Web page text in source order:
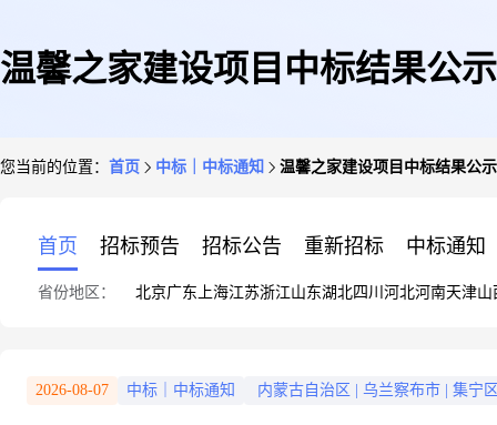
温馨之家建设项目中标结果公示
您当前的位置： 首页 中标｜中标通知 温馨之家建设项目中标结果公示
首页 招标预告 招标公告 重新招标 中标通知
省份地区： 北京广东 上海江苏浙江山东湖北四川 河北河南天津山
2026-08-07 中标｜中标通知 内蒙古自治区 乌兰察布市 集宁